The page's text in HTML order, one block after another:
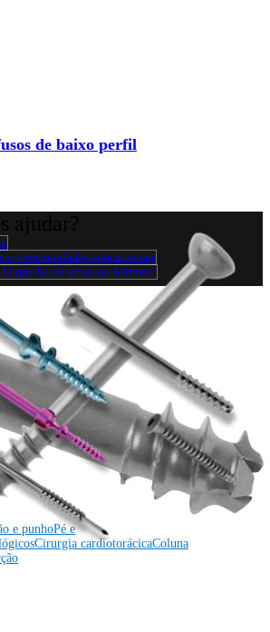
de baixo perfil
e oportunidades educacionais
que há de novo na Arthrex?
e punhoPé e
Cirurgia cardiotorácicaColuna vertebral
e punhoPé e
Cirurgia cardiotorácicaColuna